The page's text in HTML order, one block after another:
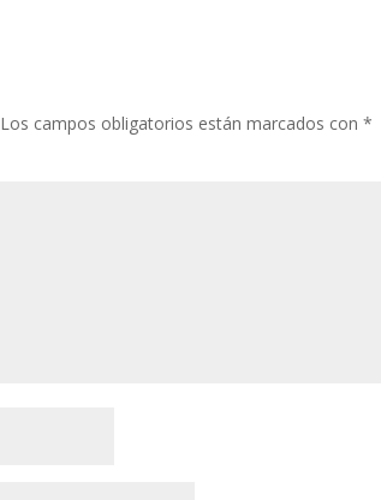
Los campos obligatorios están marcados con*